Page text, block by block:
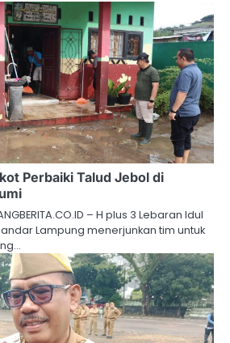
Perbaiki Talud Jebol di
– H plus 3 Lebaran Idul
Lampung menerjunkan tim untuk